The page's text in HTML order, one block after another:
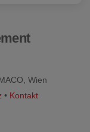
Wien
• Kontakt